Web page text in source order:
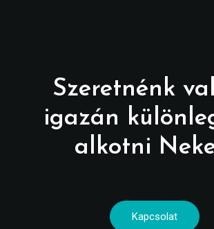
Szeretnénk
igazán
alkotni
Kapcsolat